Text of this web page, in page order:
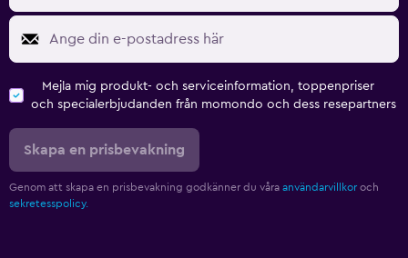
Mejla mig produkt- och serviceinformation, toppenpriser
och specialerbjudanden från momondo och dess resepartners
Skapa en prisbevakning
Genom att skapa en prisbevakning godkänner du våra användarvillkor och
sekretesspolicy.